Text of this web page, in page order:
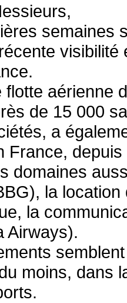
semaines
flotte aérienne
de 15 000
a
France,
domaines
la
la
Airways).
moins, dans